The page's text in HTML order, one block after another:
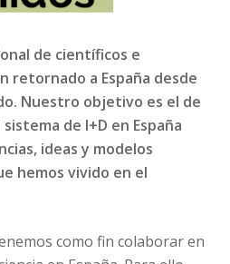
de científicos e
retornado a España desde
Nuestro objetivo es el de
de I+D en España
ideas y modelos
hemos vivido en el
como fin colaborar en